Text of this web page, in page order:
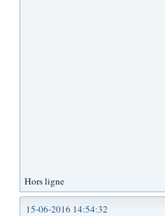
Hors ligne
15-06-2016 14:54:32